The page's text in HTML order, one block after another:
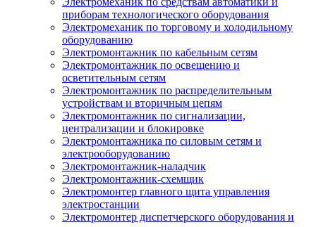
приборам технологического оборудования
Электромеханик по торговому и холодильному
оборудованию
Электромонтажник по кабельным сетям
Электромонтажник по освещению и
осветительным сетям
Электромонтажник по распределительным
устройствам и вторичным цепям
Электромонтажник по сигнализации,
централизации и блокировке
Электромонтажника по силовым сетям и
электрооборудованию
Электромонтажник-наладчик
Электромонтажник-схемщик
Электромонтер главного щита управления
электростанции
Электромонтер диспетчерского оборудования и